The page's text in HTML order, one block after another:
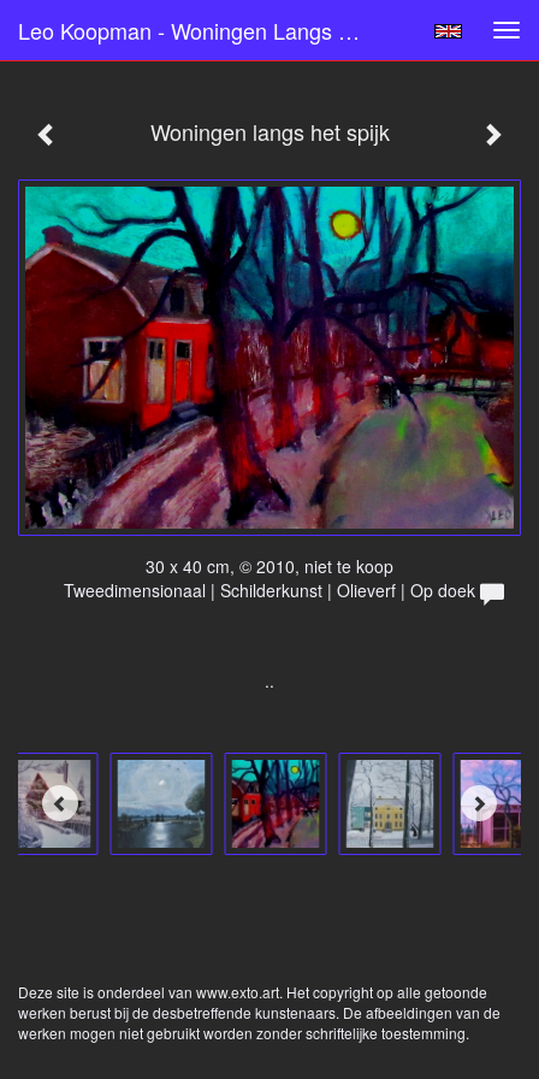
Leo Koopman - Woningen Langs Het Spijk
Woningen langs het spijk
30 x 40 cm, © 2010, niet te koop
Tweedimensionaal | Schilderkunst | Olieverf | Op doek
..
Deze site is onderdeel van www.exto.art. Het copyright op alle getoonde
werken berust bij de desbetreffende kunstenaars. De afbeeldingen van de
werken mogen niet gebruikt worden zonder schriftelijke toestemming.